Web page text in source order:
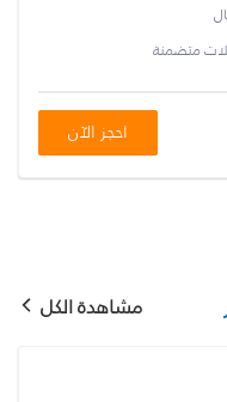
متضمنة
احجز الآن
مشاهدة الكل